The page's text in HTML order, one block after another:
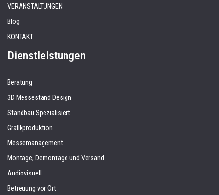
VERANSTALTUNGEN
Blog
KONTAKT
Dienstleistungen
Beratung
3D Messestand Design
Standbau Spezialisiert
Grafikproduktion
Messemanagement
Montage, Demontage und Versand
Audiovisuell
Betreuung vor Ort